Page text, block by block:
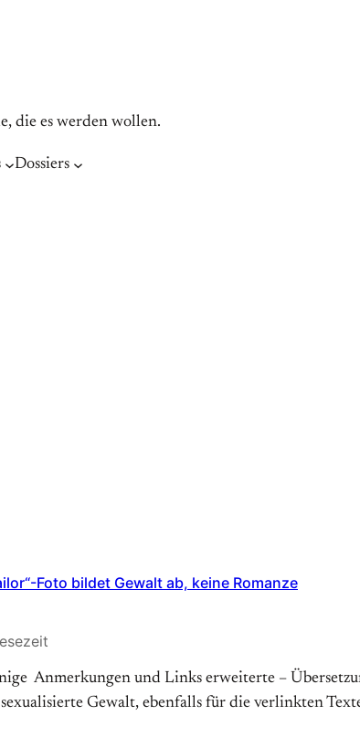
die es werden wollen.
Dossiers
Foto bildet Gewalt ab, keine Romanze
Anmerkungen und Links erweiterte –
Gewalt, ebenfalls für die verlinkten